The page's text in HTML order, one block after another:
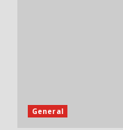
General